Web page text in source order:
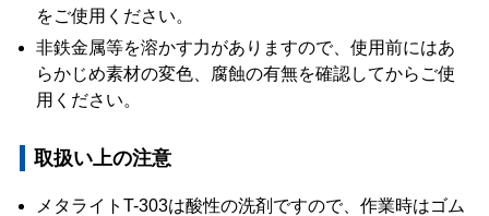
をご使用ください。
非鉄金属等を溶かす力がありますので、使用前にはあ
らかじめ素材の変色、腐蝕の有無を確認してからご使
用ください。
取扱い上の注意
メタライトT-303は酸性の洗剤ですので、作業時はゴム